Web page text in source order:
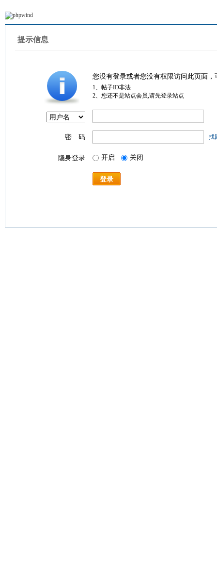
提示信息
您没有登录或者您没有权限访问此页面
1、帖子ID非法
2、您还不是站点会员,请先登录站点
密 码 找
隐身登录 开启 关闭
登录